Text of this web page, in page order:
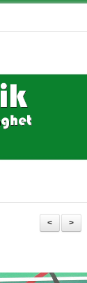
>
<